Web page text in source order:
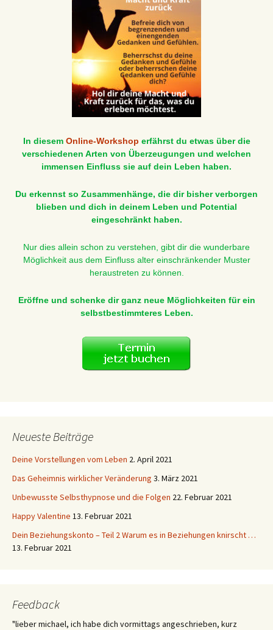
In diesem Online-Workshop erfährst du etwas über die
verschiedenen Arten von Überzeugungen und welchen
immensen Einfluss sie auf dein Leben haben.
Du erkennst so Zusammenhänge, die dir bisher verborgen
blieben und dich in deinem Leben und Potential
eingeschränkt haben.
Nur dies allein schon zu verstehen, gibt dir die wunderbare
Möglichkeit aus dem Einfluss alter einschränkender Muster
heraustreten zu können.
Eröffne und schenke dir ganz neue Möglichkeiten für ein
selbstbestimmteres Leben.
Neueste Beiträge
Deine Vorstellungen vom Leben 2. April 2021
Das Geheimnis wirklicher Veränderung 3. März 2021
Unbewusste Selbsthypnose und die Folgen 22. Februar 2021
Happy Valentine 13. Februar 2021
Dein Beziehungskonto – Teil 2 Warum es in Beziehungen knirscht …
13. Februar 2021
Feedback
"lieber michael, ich habe dich vormittags angeschrieben, kurz